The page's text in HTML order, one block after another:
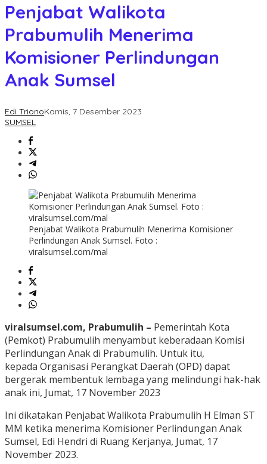
Penjabat Walikota
Prabumulih Menerima
Komisioner Perlindungan
Anak Sumsel
Edi TrionoKamis, 7 Desember 2023
SUMSEL
Penjabat Walikota Prabumulih Menerima Komisioner
Perlindungan Anak Sumsel. Foto :
viralsumsel.com/mal
viralsumsel.com, Prabumulih – Pemerintah Kota
(Pemkot) Prabumulih menyambut keberadaan Komisi
Perlindungan Anak di Prabumulih. Untuk itu,
kepada Organisasi Perangkat Daerah (OPD) dapat
bergerak membentuk lembaga yang melindungi hak-hak
anak ini, Jumat, 17 November 2023
Ini dikatakan Penjabat Walikota Prabumulih H Elman ST
MM ketika menerima Komisioner Perlindungan Anak
Sumsel, Edi Hendri di Ruang Kerjanya, Jumat, 17
November 2023.